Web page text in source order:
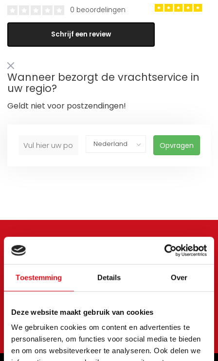
Toestemming Details Over
Deze website maakt gebruik van cookies
We gebruiken cookies om content en advertenties te
personaliseren, om functies voor social media te bieden
en om ons websiteverkeer te analyseren. Ook delen we
0 beoordelingen
Schrijf een review
Wanneer bezorgt de vrachtservice in
uw regio?
Geldt niet voor postzendingen!
Opvragen
nieuwsbrief